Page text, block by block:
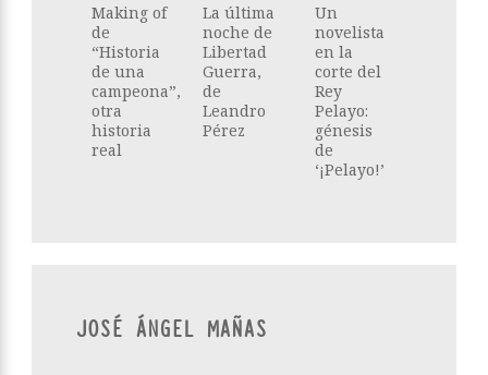
Making of
de
“Historia
de una
campeona”,
otra
historia
real
La última
noche de
Libertad
Guerra,
de
Leandro
Pérez
Un
novelista
en la
corte del
Rey
Pelayo:
génesis
de
‘¡Pelayo!’
JOSÉ ÁNGEL MAÑAS